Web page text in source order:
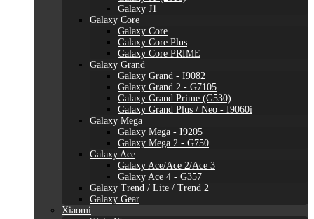
Galaxy J1
Galaxy Core
Galaxy Core
Galaxy Core Plus
Galaxy Core PRIME
Galaxy Grand
Galaxy Grand - I9082
Galaxy Grand 2 - G7105
Galaxy Grand Prime (G530)
Galaxy Grand Plus / Neo - I9060i
Galaxy Mega
Galaxy Mega - I9205
Galaxy Mega 2 - G750
Galaxy Ace
Galaxy Ace/Ace 2/Ace 3
Galaxy Ace 4 - G357
Galaxy Trend / Lite / Trend 2
Galaxy Gear
Xiaomi